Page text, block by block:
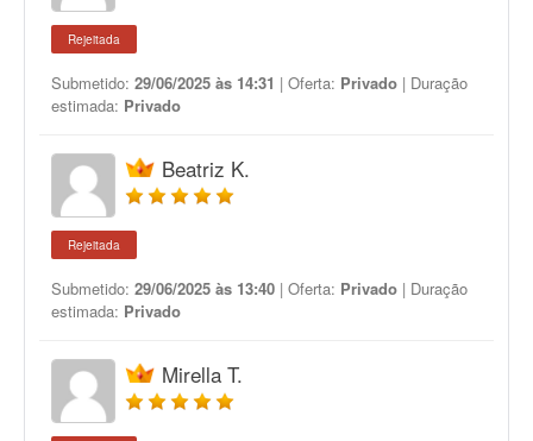
Rejeitada
Submetido: 29/06/2025 às 14:31 | Oferta: Privado | Duração
estimada: Privado
Beatriz K.
Rejeitada
Submetido: 29/06/2025 às 13:40 | Oferta: Privado | Duração
estimada: Privado
Mirella T.